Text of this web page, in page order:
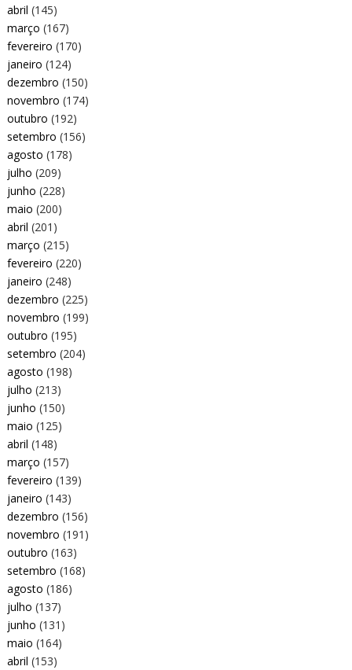
abril (145)
março (167)
fevereiro (170)
janeiro (124)
dezembro (150)
novembro (174)
outubro (192)
setembro (156)
agosto (178)
julho (209)
junho (228)
maio (200)
abril (201)
março (215)
fevereiro (220)
janeiro (248)
dezembro (225)
novembro (199)
outubro (195)
setembro (204)
agosto (198)
julho (213)
junho (150)
maio (125)
abril (148)
março (157)
fevereiro (139)
janeiro (143)
dezembro (156)
novembro (191)
outubro (163)
setembro (168)
agosto (186)
julho (137)
junho (131)
maio (164)
abril (153)